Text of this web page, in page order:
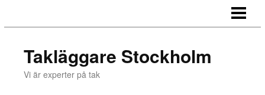
HÄR JOBBAR VI
Takläggare Stockholm
Vi är experter på tak